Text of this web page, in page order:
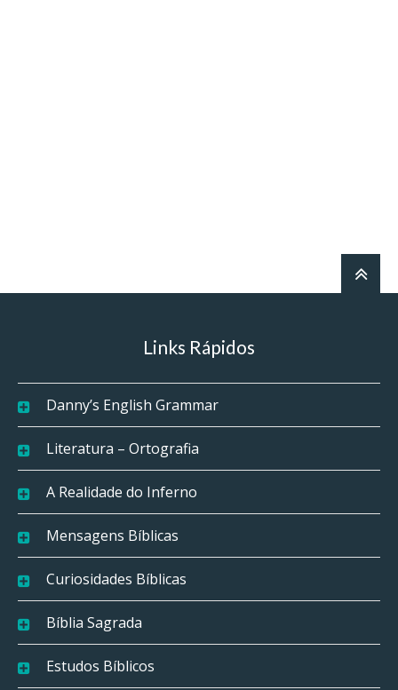
Links Rápidos
Danny’s English Grammar
Literatura – Ortografia
A Realidade do Inferno
Mensagens Bíblicas
Curiosidades Bíblicas
Bíblia Sagrada
Estudos Bíblicos